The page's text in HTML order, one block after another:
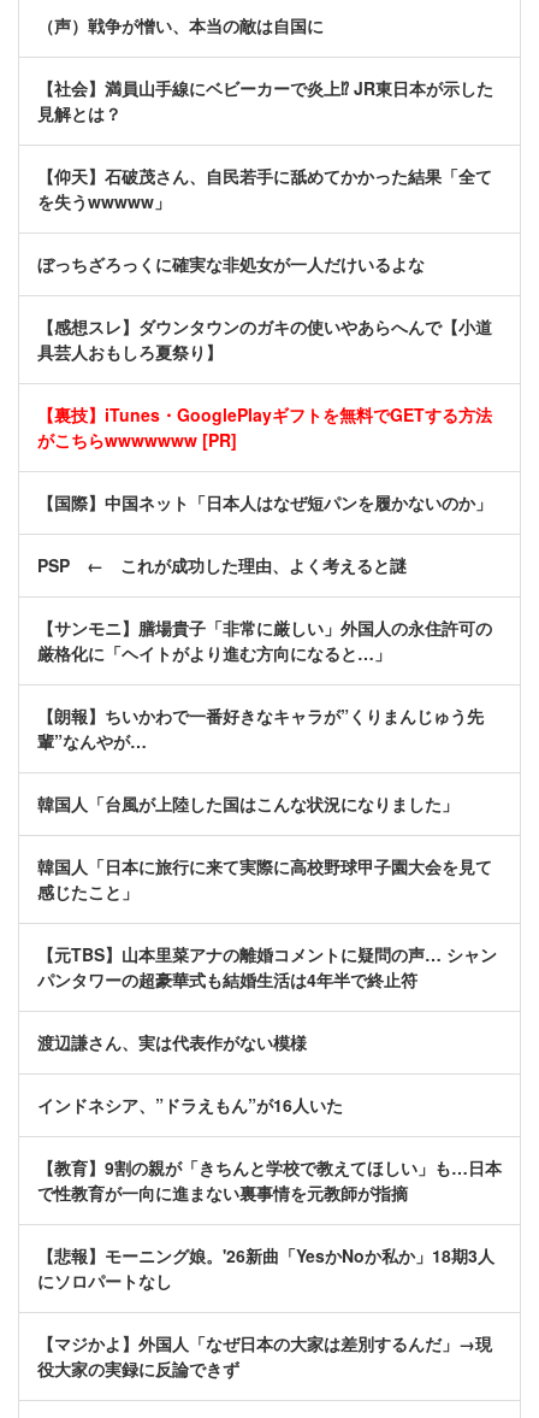
（声）戦争が憎い、本当の敵は自国に
【社会】満員山手線にベビーカーで炎上⁉ JR東日本が示した
見解とは？
【仰天】石破茂さん、自民若手に舐めてかかった結果「全て
を失うwwwww」
ぼっちざろっくに確実な非処女が一人だけいるよな
【感想スレ】ダウンタウンのガキの使いやあらへんで【小道
具芸人おもしろ夏祭り】
【裏技】iTunes・GooglePlayギフトを無料でGETする方法
がこちらwwwwwww [PR]
【国際】中国ネット「日本人はなぜ短パンを履かないのか」
PSP ← これが成功した理由、よく考えると謎
【サンモニ】膳場貴子「非常に厳しい」外国人の永住許可の
厳格化に「ヘイトがより進む方向になると…」
【朗報】ちいかわで一番好きなキャラが”くりまんじゅう先
輩”なんやが…
韓国人「台風が上陸した国はこんな状況になりました」
韓国人「日本に旅行に来て実際に高校野球甲子園大会を見て
感じたこと」
【元TBS】山本里菜アナの離婚コメントに疑問の声… シャン
パンタワーの超豪華式も結婚生活は4年半で終止符
渡辺謙さん、実は代表作がない模様
インドネシア、”ドラえもん”が16人いた
【教育】9割の親が「きちんと学校で教えてほしい」も…日本
で性教育が一向に進まない裏事情を元教師が指摘
【悲報】モーニング娘。'26新曲「YesかNoか私か」18期3人
にソロパートなし
【マジかよ】外国人「なぜ日本の大家は差別するんだ」→現
役大家の実録に反論できず